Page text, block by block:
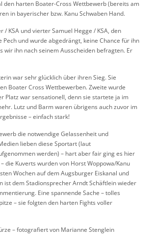
den harten Boater-Cross Wettbewerb (bereits am
in bayerischer bzw. Kanu Schwaben Hand.
KSA und vierter Samuel Hegge / KSA, den
und wurde abgedrängt, keine Chance für ihn
wir ihn nach seinem Ausscheiden befragten. Er
war sehr glücklich über ihren Sieg. Sie
Boater Cross Wettbewerben. Zweite wurde
Platz war sensationell, denn sie startete ja im
Lutz und Barm waren übrigens auch zuvor im
– einfach stark!
die notwendige Gelassenheit und
lieben diese Sportart (laut
werden) – hart aber fair ging es hier
die Kuverts wurden von Horst Woppowa/Kanu
Wochen auf dem Augsburger Eiskanal und
ist dem Stadionsprecher Arndt Schäftlein wieder
Eine spannende Sache – tolles
– sie folgten den harten Fights voller
– fotografiert von Marianne Stenglein